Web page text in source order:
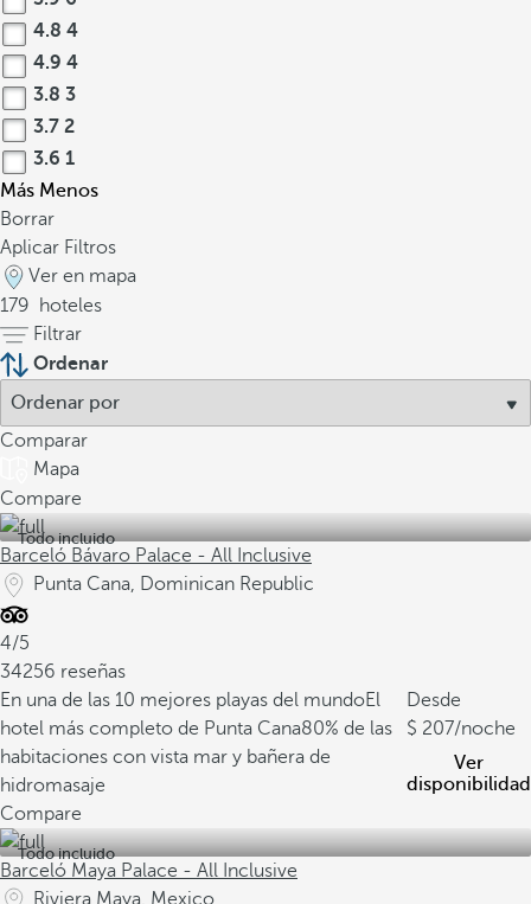
4.8 4
4.9 4
3.8 3
3.7 2
3.6 1
Más Menos
Borrar
Aplicar Filtros
Ver en mapa
179
hoteles
Filtrar
Ordenar
Comparar
Mapa
Compare
Todo incluido
Barceló Bávaro Palace - All Inclusive
Punta Cana, Dominican Republic
4/5
34256 reseñas
En una de las 10 mejores playas del mundoEl
hotel más completo de Punta Cana80% de las
habitaciones con vista mar y bañera de
hidromasaje
Desde
207/noche
Ver
disponibilidad
Compare
Todo incluido
Barceló Maya Palace - All Inclusive
Riviera Maya, Mexico